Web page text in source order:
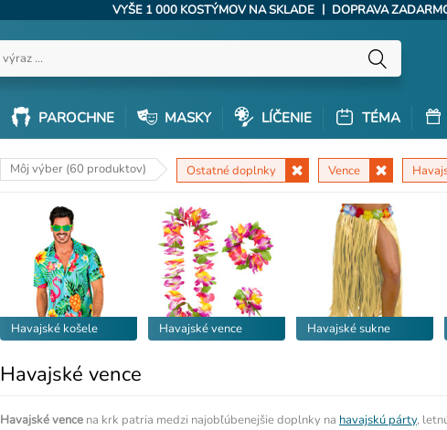
VYŠE 1 000 KOSTÝMOV NA SKLADE | DOPRAVA
PAROCHNE MASKY LÍČENIE TÉMA
Môj výber (60 produktov) Ostatné doplnky Vence
Havajské košele Havajské vence Havajské sukne
Havajské vence
Havajské vence na krk patria medzi najobľúbenejšie doplnky na havajskú párty,